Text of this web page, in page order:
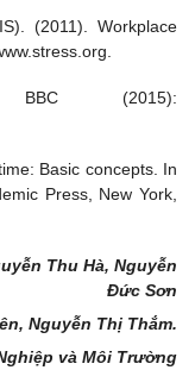
(2011). Workplace
(2015):
Basic concepts. In
Press, New York,
Thu Hà, Nguyễn
Đức Sơn
Nguyễn Thị Thắm.
và Môi Trường